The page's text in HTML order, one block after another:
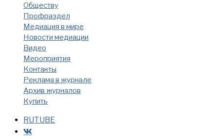
Обществу
Профраздел
Медиация в мире
Новости медиации
Видео
Мероприятия
Контакты
Реклама в журнале
Архив журналов
Купить
RUTUBE